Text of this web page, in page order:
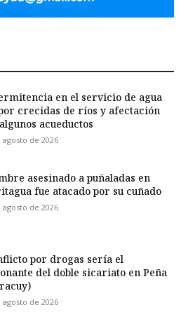
en el servicio de agua
crecidas de ríos y afectación
acueductos
agosto de 2026
asesinado a puñaladas en
fue atacado por su cuñado
agosto de 2026
por drogas sería el
del doble sicariato en Peña
agosto de 2026